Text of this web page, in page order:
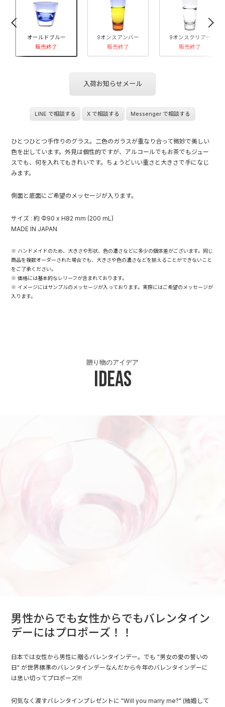
オールドブルー
販売終了
9オンスアンバー
販売終了
9オンスクリアー
販売終了
入荷お知らせメール
LINE で相談する X で相談する Messenger で相談する
ひとつひとつ手作りのグラス。二色のガラスが重なり合って微妙で美しい
色を出しています。外見は個性的ですが、アルコールでもお茶でもジュー
スでも、何を入れてもきれいです。ちょうどいい重さと大きさで手になじ
みます。
側面と底面にご希望のメッセージが入ります。
サイズ : 約 Φ90 x H82 mm (200 mL)
MADE IN JAPAN
※ ハンドメイドのため、大きさや形状、色の濃さなどに多少の個体差がございます。同じ
商品を複数オーダーされた場合でも、大きさや色の濃さなどを揃えることができないこと
をご了承ください。
※ 価格には基本的なレリーフが含まれております。
※ イメージにはサンプルのメッセージが入っております。実際にはご希望のメッセージが
入ります。
Ideas
贈り物のアイデア
男性からでも女性からでもバレンタイン
デーにはプロポーズ！！
日本では女性から男性に贈るバレンタインデー。でも "男女の愛の誓いの
日" が世界標準のバレンタインデーなんだから今年のバレンタインデーに
は思い切ってプロポーズ!!!
何気なく渡すバレンタインプレゼントに "Will you marry me?" (結婚して